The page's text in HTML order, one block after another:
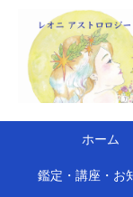
ホーム
鑑定・講座・お